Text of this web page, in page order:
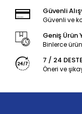
Güvenli
Güvenli ve
Geniş Ürün
Binlerce
7 / 24
Öneri ve